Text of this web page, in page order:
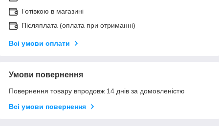
Готівкою в магазині
Післяплата (оплата при отриманні)
Всі умови оплати
Умови повернення
Повернення товару впродовж 14 днів за домовленістю
Всі умови повернення